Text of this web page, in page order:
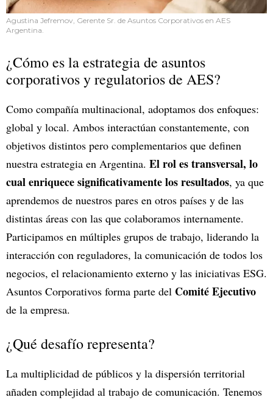
Agustina Jefremov, Gerente Sr. de Asuntos Corporativos en AES
Argentina.
¿Cómo es la estrategia de asuntos
corporativos y regulatorios de AES?
Como compañía multinacional, adoptamos dos enfoques:
global y local. Ambos interactúan constantemente, con
objetivos distintos pero complementarios que definen
nuestra estrategia en Argentina. El rol es transversal, lo
cual enriquece significativamente los resultados, ya que
aprendemos de nuestros pares en otros países y de las
distintas áreas con las que colaboramos internamente.
Participamos en múltiples grupos de trabajo, liderando la
interacción con reguladores, la comunicación de todos los
negocios, el relacionamiento externo y las iniciativas ESG.
Asuntos Corporativos forma parte del Comité Ejecutivo
de la empresa.
¿Qué desafío representa?
La multiplicidad de públicos y la dispersión territorial
añaden complejidad al trabajo de comunicación. Tenemos